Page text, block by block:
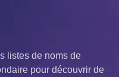
listes de noms de
pour découvrir de